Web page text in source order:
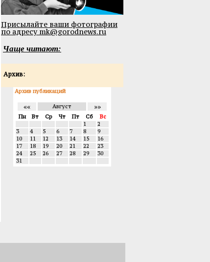
Присылайте ваши фотографии
по адресу mk@gorodnews.ru
Чаще читают:
Архив:
Архив публикаций
«« Август »»
Пн Вт Ср Чт Пт Сб
Вс
1
2
3
4 5 6 7 8
9
10
11 12 13 14 15
16
17
18 19 20 21 22
23
24
25 26 27 28 29
30
31